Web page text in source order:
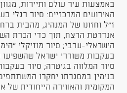
באמצעות עיר עולם ותיירות, מגוון
האירועים המרכזיים: סיור רגלי
ז"ל וחזונו של המנהיג, מהבית
אנדרטת הרצח, תוך כדי הכרת
הישראלי-ערבי; סיור מוזיקלי
בעקבות משוררי ישראל
סיור המלווה בגיטרה; סיור
בנימין במסגרתו יחקרו
המקומית והאווירה הייחודית של